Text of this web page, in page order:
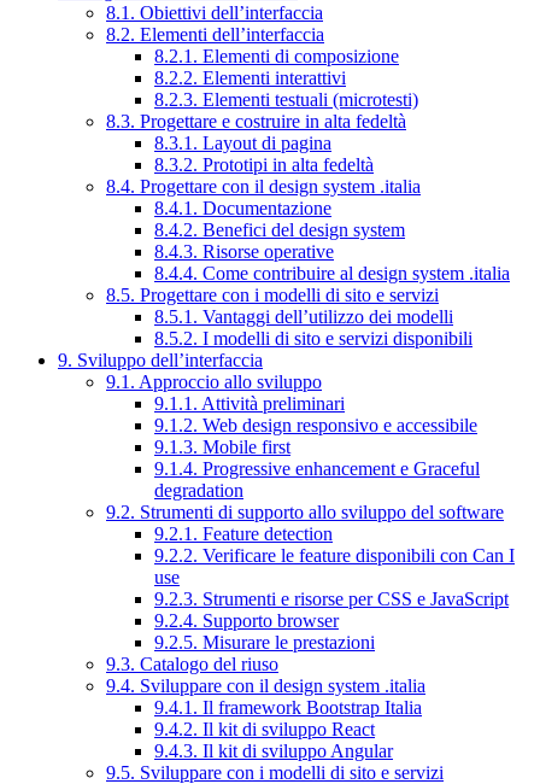
8.1. Obiettivi dell’interfaccia
8.2. Elementi dell’interfaccia
8.2.1. Elementi di composizione
8.2.2. Elementi interattivi
8.2.3. Elementi testuali (microtesti)
8.3. Progettare e costruire in alta fedeltà
8.3.1. Layout di pagina
8.3.2. Prototipi in alta fedeltà
8.4. Progettare con il design system .italia
8.4.1. Documentazione
8.4.2. Benefici del design system
8.4.3. Risorse operative
8.4.4. Come contribuire al design system .italia
8.5. Progettare con i modelli di sito e servizi
8.5.1. Vantaggi dell’utilizzo dei modelli
8.5.2. I modelli di sito e servizi disponibili
9. Sviluppo dell’interfaccia
9.1. Approccio allo sviluppo
9.1.1. Attività preliminari
9.1.2. Web design responsivo e accessibile
9.1.3. Mobile first
9.1.4. Progressive enhancement e Graceful
degradation
9.2. Strumenti di supporto allo sviluppo del software
9.2.1. Feature detection
9.2.2. Verificare le feature disponibili con Can I
use
9.2.3. Strumenti e risorse per CSS e JavaScript
9.2.4. Supporto browser
9.2.5. Misurare le prestazioni
9.3. Catalogo del riuso
9.4. Sviluppare con il design system .italia
9.4.1. Il framework Bootstrap Italia
9.4.2. Il kit di sviluppo React
9.4.3. Il kit di sviluppo Angular
9.5. Sviluppare con i modelli di sito e servizi